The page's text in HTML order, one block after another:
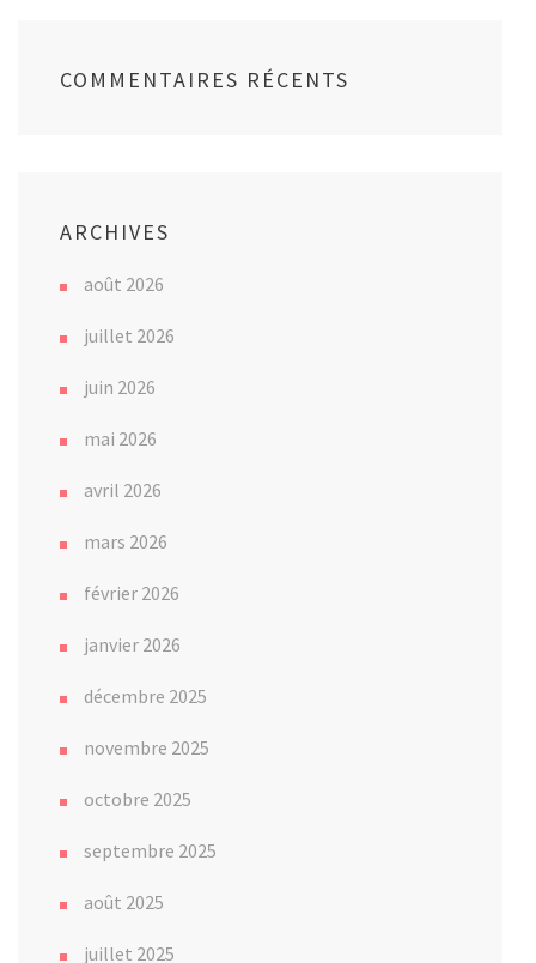
COMMENTAIRES RÉCENTS
ARCHIVES
août 2026
juillet 2026
juin 2026
mai 2026
avril 2026
mars 2026
février 2026
janvier 2026
décembre 2025
novembre 2025
octobre 2025
septembre 2025
août 2025
juillet 2025